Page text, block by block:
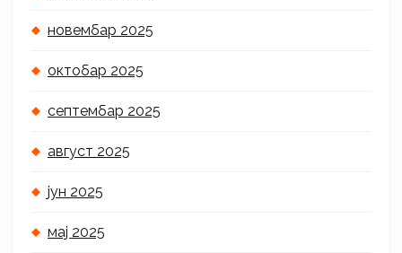
новембар 2025
октобар 2025
септембар 2025
август 2025
јун 2025
мај 2025